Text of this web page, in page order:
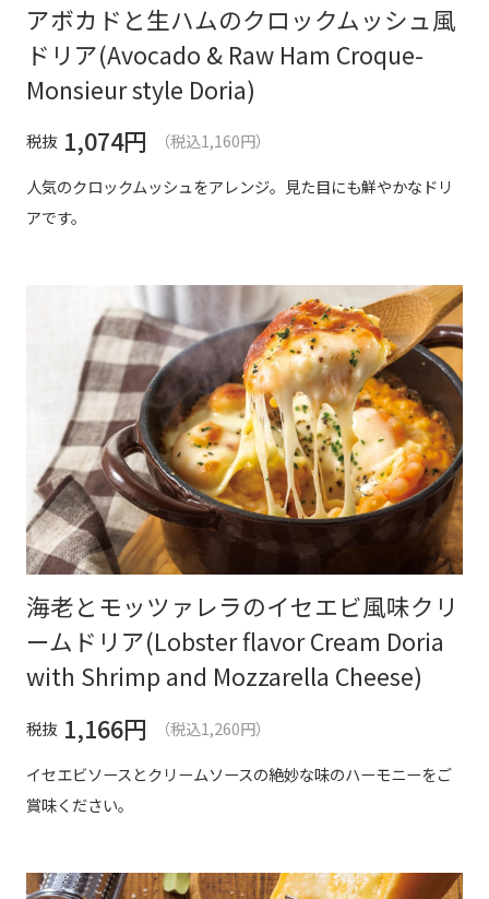
アボカドと生ハムのクロックムッシュ風
ドリア(Avocado & Raw Ham Croque-
Monsieur style Doria)
税抜 1,074円
（税込1,160円）
人気のクロックムッシュをアレンジ。見た目にも鮮やかなドリ
アです。
海老とモッツァレラのイセエビ風味クリ
ームドリア(Lobster flavor Cream Doria
with Shrimp and Mozzarella Cheese)
税抜 1,166円
（税込1,260円）
イセエビソースとクリームソースの絶妙な味のハーモニーをご
賞味ください。